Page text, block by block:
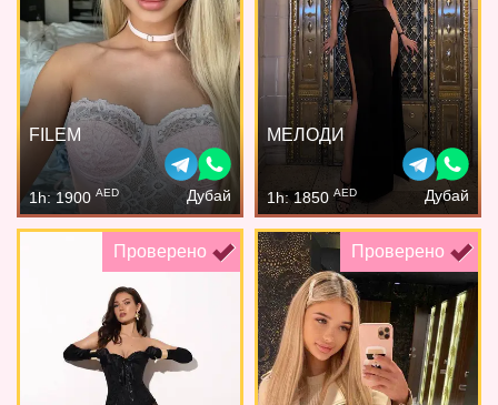
FILEM
1h: 1900 AED Дубай
МЕЛОДИ
1h: 1850 AED Дубай
Проверено Проверено